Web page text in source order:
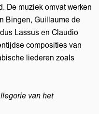
De muziek omvat werken
Bingen, Guillaume de
Lassus en Claudio
composities van
liederen zoals
van het